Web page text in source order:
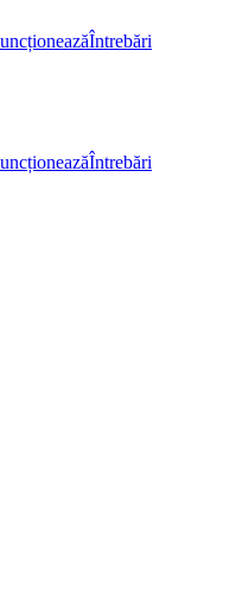
Întrebări
Întrebări